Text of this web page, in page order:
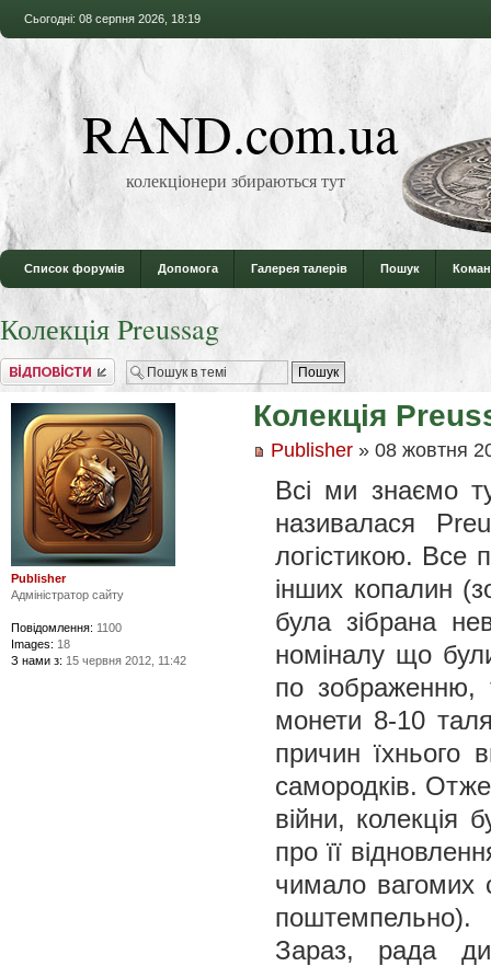
Сьогодні: 08 серпня 2026, 18:19
RAND.com.ua
колекціонери збираються тут
Список форумів Допомога Галерея талерів Пошук
Колекція Preussag
Відповісти
Колекція
Publisher» 08 жовтня
Всі ми знаємо
називалася
логістикою. Все
інших копалин
була зібрана
номіналу що
по зображенню,
монети 8-10
причин їхнього
самородків.
війни, колекція
про її
чимало вагомих
поштемпельно).
Зараз, рада
Publisher
Адміністратор сайту
Повідомлення: 1100
Images: 18
З нами з: 15 червня 2012, 11:42